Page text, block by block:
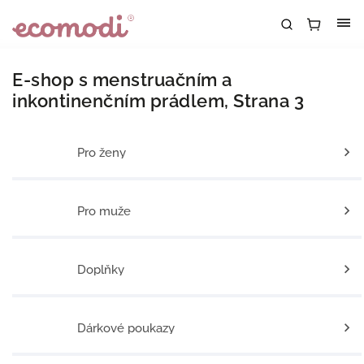
E-shop s menstruačním a
inkontinenčním prádlem, Strana 3
Pro ženy
Pro muže
Doplňky
Dárkové poukazy